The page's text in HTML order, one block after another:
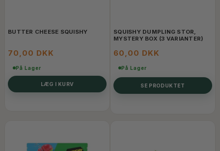
BUTTER CHEESE SQUISHY
70,00 DKK
På Lager
LÆG I KURV
SQUISHY DUMPLING STOR,
MYSTERY BOX (3 VARIANTER)
60,00 DKK
På Lager
SE PRODUKTET